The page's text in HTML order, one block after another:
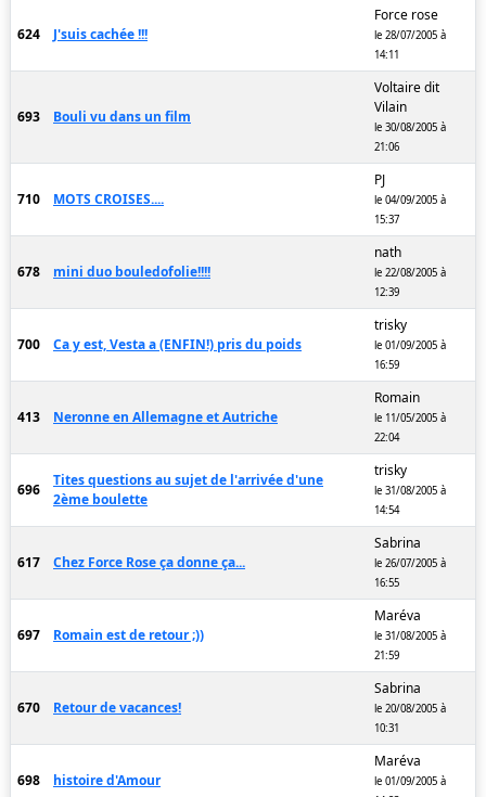
624 J'suis cachée !!!
Force rose
le 28/07/2005 à
14:11
693 Bouli vu dans un film
Voltaire dit
Vilain
le 30/08/2005 à
21:06
710 MOTS CROISES....
PJ
le 04/09/2005 à
15:37
678 mini duo bouledofolie!!!!
nath
le 22/08/2005 à
12:39
700 Ca y est, Vesta a (ENFIN!) pris du poids
trisky
le 01/09/2005 à
16:59
413 Neronne en Allemagne et Autriche
Romain
le 11/05/2005 à
22:04
696
Tites questions au sujet de l'arrivée d'une
2ème boulette
trisky
le 31/08/2005 à
14:54
617 Chez Force Rose ça donne ça...
Sabrina
le 26/07/2005 à
16:55
697 Romain est de retour ;))
Maréva
le 31/08/2005 à
21:59
670 Retour de vacances!
Sabrina
le 20/08/2005 à
10:31
698 histoire d'Amour
Maréva
le 01/09/2005 à